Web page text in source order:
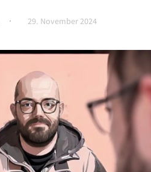
29. November 2024